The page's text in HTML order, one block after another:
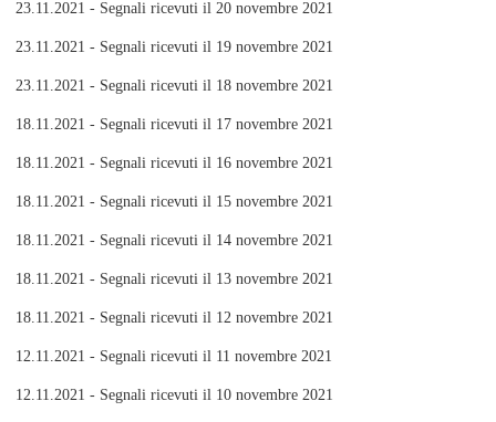
23.11.2021 - Segnali ricevuti il 20 novembre 2021
23.11.2021 - Segnali ricevuti il 19 novembre 2021
23.11.2021 - Segnali ricevuti il 18 novembre 2021
18.11.2021 - Segnali ricevuti il 17 novembre 2021
18.11.2021 - Segnali ricevuti il 16 novembre 2021
18.11.2021 - Segnali ricevuti il 15 novembre 2021
18.11.2021 - Segnali ricevuti il 14 novembre 2021
18.11.2021 - Segnali ricevuti il 13 novembre 2021
18.11.2021 - Segnali ricevuti il 12 novembre 2021
12.11.2021 - Segnali ricevuti il 11 novembre 2021
12.11.2021 - Segnali ricevuti il 10 novembre 2021